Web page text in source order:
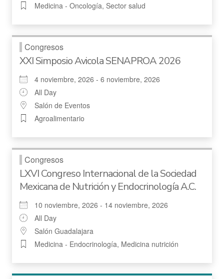
Medicina - Oncología, Sector salud
Congresos
XXI Simposio Avicola SENAPROA 2026
4 noviembre, 2026 - 6 noviembre, 2026
All Day
Salón de Eventos
Agroalimentario
Congresos
LXVI Congreso Internacional de la Sociedad
Mexicana de Nutrición y Endocrinología A.C.
10 noviembre, 2026 - 14 noviembre, 2026
All Day
Salón Guadalajara
Medicina - Endocrinología, Medicina nutrición